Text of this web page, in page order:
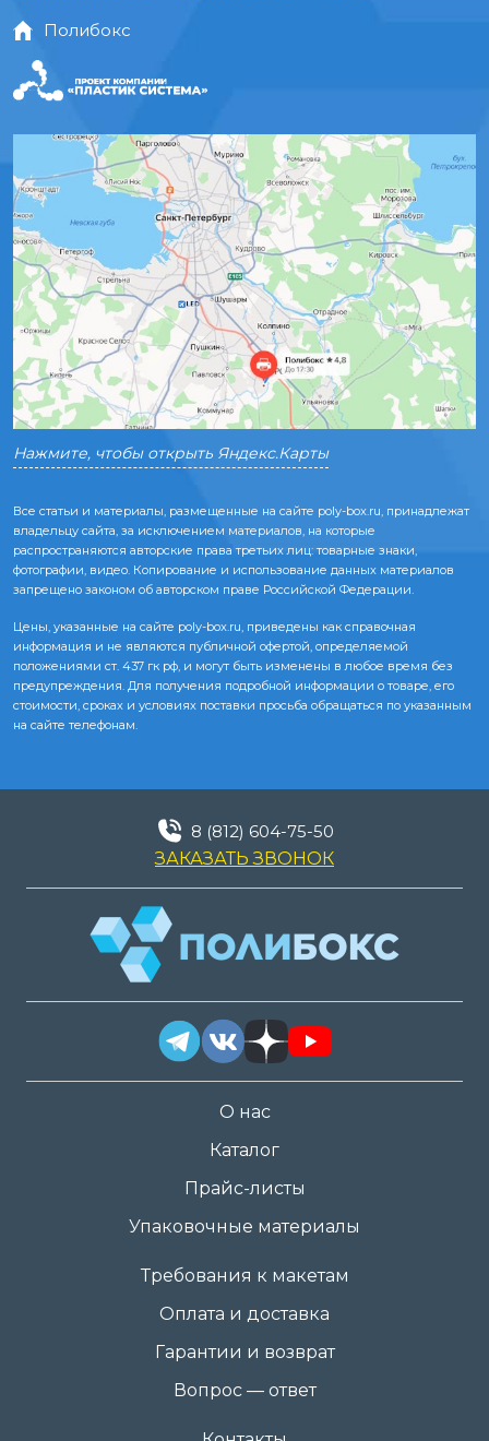
Нажмите, чтобы открыть Яндекс.Карты
Полибокс
Все статьи и материалы, размещенные на сайте poly-box.ru, принадлежат
владельцу сайта, за исключением материалов, на которые
распространяются авторские права третьих лиц: товарные знаки,
фотографии, видео. Копирование и использование данных материалов
запрещено законом об авторском праве Российской Федерации.
Цены, указанные на сайте poly-box.ru, приведены как справочная
информация и не являются публичной офертой, определяемой
положениями ст. 437 гк рф, и могут быть изменены в любое время без
предупреждения. Для получения подробной информации о товаре, его
стоимости, сроках и условиях поставки просьба обращаться по указанным
на сайте телефонам.
О нас
Каталог
Прайс-листы
Упаковочные материалы
Требования к макетам
Оплата и доставка
Гарантии и возврат
Вопрос — ответ
8 (812) 604-75-50
ЗАКАЗАТЬ ЗВОНОК